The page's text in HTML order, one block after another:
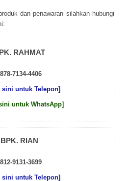
dаn реnаwаrаn sіlаhkаn hubungі
RAHMAT
7134-4406
untuk Telepon]
untuk WhatsApp]
BPK. RIAN
9131-3699
untuk Telepon]